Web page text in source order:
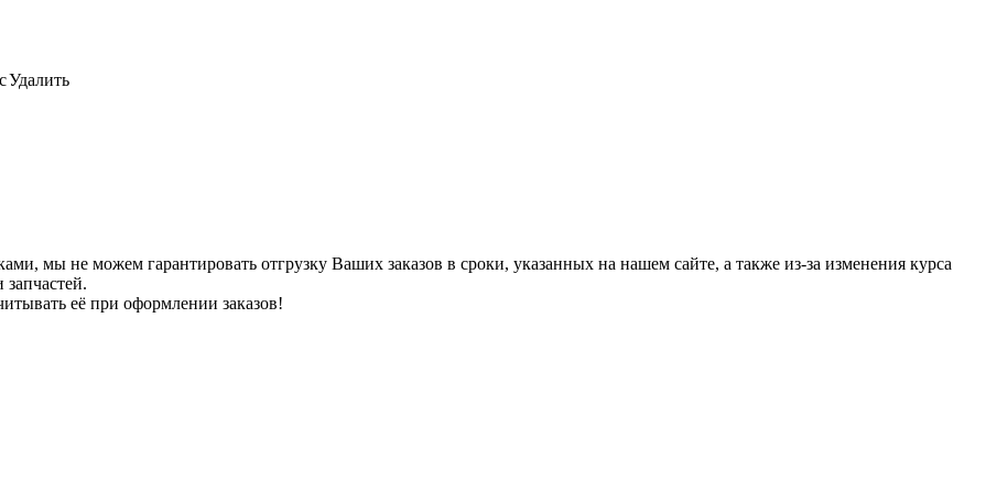
Удалить
мы не можем гарантировать отгрузку Ваших заказов в сроки, указанных на нашем сайте, а также из-за изменения курса
её при оформлении заказов!